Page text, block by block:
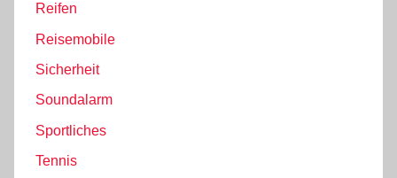
Reifen
Reisemobile
Sicherheit
Soundalarm
Sportliches
Tennis